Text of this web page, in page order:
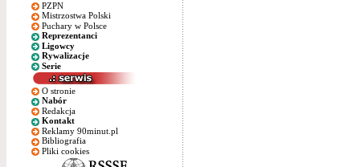
PZPN
Mistrzostwa Polski
Puchary w Polsce
Reprezentanci
Ligowcy
Rywalizacje
Serie
O stronie
Nabór
Redakcja
Kontakt
Reklamy 90minut.pl
Bibliografia
Pliki cookies